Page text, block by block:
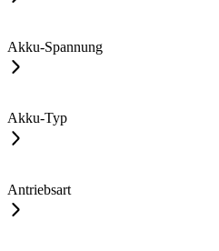
Akku-Spannung
Akku-Typ
Antriebsart